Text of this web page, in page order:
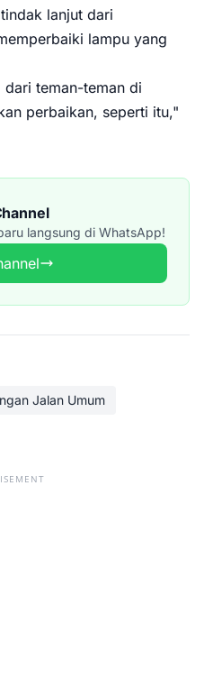
lanjut dari
lampu yang
teman-teman di
perbaikan, seperti itu,"
langsung di WhatsApp!
Jalan Umum